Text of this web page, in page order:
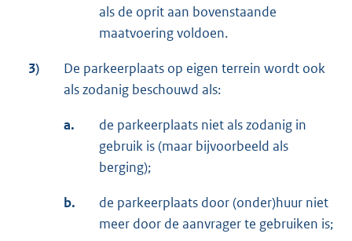
als de oprit aan bovenstaande
maatvoering voldoen.
3)
De parkeerplaats op eigen terrein wordt ook
als zodanig beschouwd als:
a.
de parkeerplaats niet als zodanig in
gebruik is (maar bijvoorbeeld als
berging);
b.
de parkeerplaats door (onder)huur niet
meer door de aanvrager te gebruiken is;